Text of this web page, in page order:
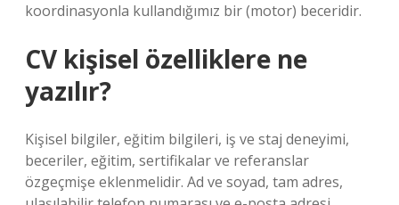
koordinasyonla kullandığımız bir (motor) beceridir.
CV kişisel özelliklere ne
yazılır?
Kişisel bilgiler, eğitim bilgileri, iş ve staj deneyimi,
beceriler, eğitim, sertifikalar ve referanslar
özgeçmişe eklenmelidir. Ad ve soyad, tam adres,